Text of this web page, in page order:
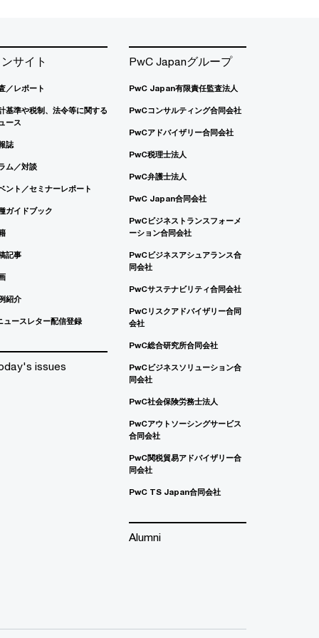
サイト
／レポート
基準や税制、法令等に関する
ース
誌
ム／対談
ント／セミナーレポート
ガイドブック
記事
紹介
ュースレター配信登録
issues
PwC Japanグループ
PwC Japan有限責任監査法人
PwCコンサルティング合同会社
PwCアドバイザリー合同会社
PwC税理士法人
PwC弁護士法人
PwC Japan合同会社
PwCビジネストランスフォーメ
ーション合同会社
PwCビジネスアシュアランス合
同会社
PwCサステナビリティ合同会社
PwCリスクアドバイザリー合同
会社
PwC総合研究所合同会社
PwCビジネスソリューション合
同会社
PwC社会保険労務士法人
PwCアウトソーシングサービス
合同会社
PwC関税貿易アドバイザリー合
同会社
PwC TS Japan合同会社
Alumni